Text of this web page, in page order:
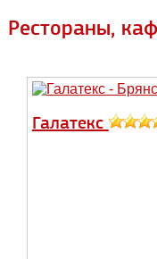
Рестораны,
Галатекс